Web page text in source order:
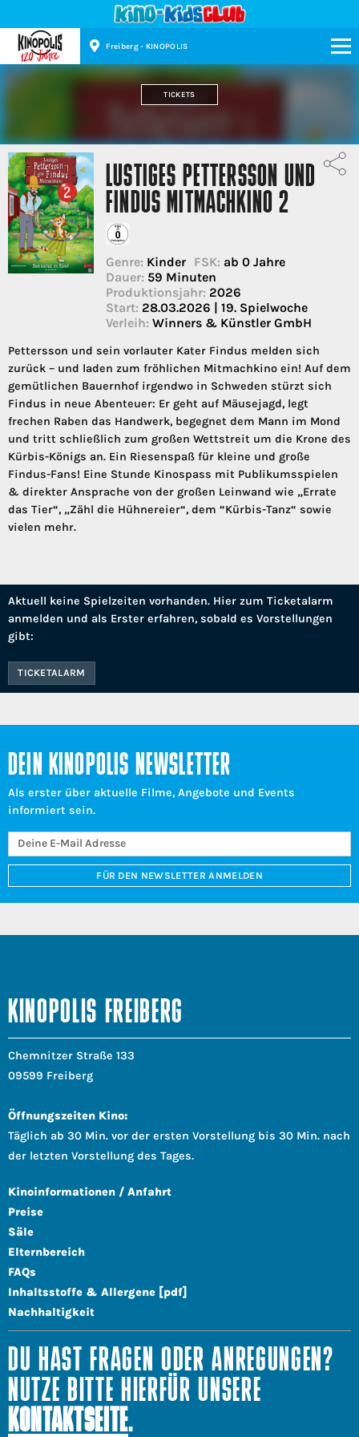
Kinopolis
Freiberg - KINOPOLIS
TICKETS
LUSTIGES PETTERSSON UND
FINDUS MITMACHKINO 2
Genre: Kinder FSK: ab 0 Jahre
Dauer: 59 Minuten
Produktionsjahr: 2026
Start: 28.03.2026 | 19. Spielwoche
Verleih: Winners & Künstler GmbH
Pettersson und sein vorlauter Kater Findus melden sich
zurück – und laden zum fröhlichen Mitmachkino ein! Auf dem
gemütlichen Bauernhof irgendwo in Schweden stürzt sich
Findus in neue Abenteuer: Er geht auf Mäusejagd, legt
frechen Raben das Handwerk, begegnet dem Mann im Mond
und tritt schließlich zum großen Wettstreit um die Krone des
Kürbis-Königs an. Ein Riesenspaß für kleine und große
Findus-Fans! Eine Stunde Kinospass mit Publikumsspielen
& direkter Ansprache von der großen Leinwand wie „Errate
das Tier“, „Zähl die Hühnereier“, dem “Kürbis-Tanz“ sowie
vielen mehr.
Aktuell keine Spielzeiten vorhanden. Hier zum Ticketalarm
anmelden und als Erster erfahren, sobald es Vorstellungen
gibt:
TICKETALARM
DEIN KINOPOLIS NEWSLETTER
Als erster über aktuelle Filme, Angebote und Events
informiert sein.
FÜR DEN NEWSLETTER ANMELDEN
KINOPOLIS FREIBERG
Chemnitzer Straße 133
09599 Freiberg
Öffnungszeiten Kino:
Täglich ab 30 Min. vor der ersten Vorstellung bis 30 Min. nach
der letzten Vorstellung des Tages.
Kinoinformationen / Anfahrt
Preise
Säle
Elternbereich
FAQs
Inhaltsstoffe & Allergene [pdf]
Nachhaltigkeit
DU HAST FRAGEN ODER ANREGUNGEN?
NUTZE BITTE HIERFÜR UNSERE
KONTAKTSEITE.